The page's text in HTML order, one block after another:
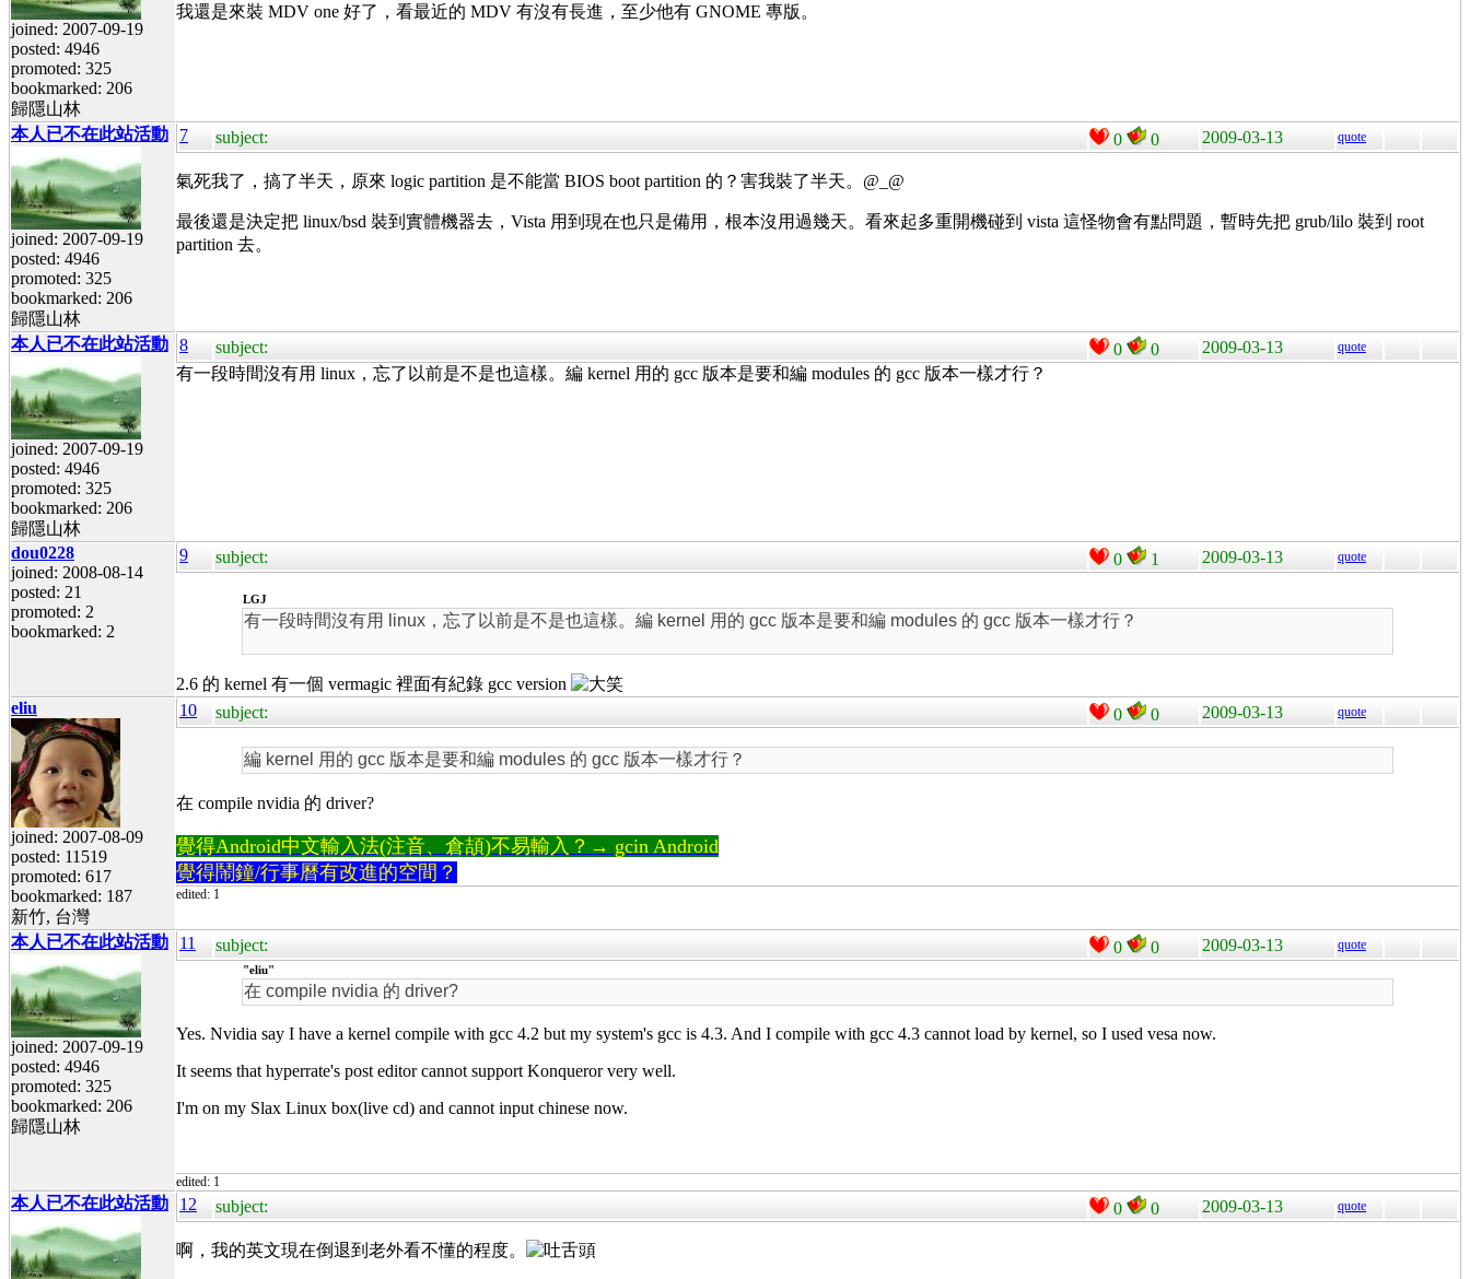
joined: 2007-09-19
posted: 4946
promoted: 325
bookmarked: 206
歸隱山林
我還是來裝 MDV one 好了，看最近的 MDV 有沒有長進，至少他有 GNOME 專版。
本人已不在此站活動
joined: 2007-09-19
posted: 4946
promoted: 325
bookmarked: 206
歸隱山林
7 subject: 0 0 2009-03-13 quote
氣死我了，搞了半天，原來 logic partition 是不能當 BIOS boot partition 的？害我裝了半天。@_@
最後還是決定把 linux/bsd 裝到實體機器去，Vista 用到現在也只是備用，根本沒用過幾天。看來起多重開機碰到 vista 這怪物會有點問題，暫時先把 grub/lilo 裝到 root
partition 去。
本人已不在此站活動
joined: 2007-09-19
posted: 4946
promoted: 325
bookmarked: 206
歸隱山林
8 subject: 0 0 2009-03-13 quote
有一段時間沒有用 linux，忘了以前是不是也這樣。編 kernel 用的 gcc 版本是要和編 modules 的 gcc 版本一樣才行？
dou0228
joined: 2008-08-14
posted: 21
promoted: 2
bookmarked: 2
9 subject: 0 1 2009-03-13 quote
LGJ
有一段時間沒有用 linux，忘了以前是不是也這樣。編 kernel 用的 gcc 版本是要和編 modules 的 gcc 版本一樣才行？
2.6 的 kernel 有一個 vermagic 裡面有紀錄 gcc version
eliu
joined: 2007-08-09
posted: 11519
promoted: 617
bookmarked: 187
新竹, 台灣
10 subject: 0 0 2009-03-13 quote
編 kernel 用的 gcc 版本是要和編 modules 的 gcc 版本一樣才行？
在 compile nvidia 的 driver?
覺得Android中文輸入法(注音、倉頡)不易輸入？→ gcin Android
覺得鬧鐘/行事曆有改進的空間？
edited: 1
本人已不在此站活動
joined: 2007-09-19
posted: 4946
promoted: 325
bookmarked: 206
歸隱山林
11 subject: 0 0 2009-03-13 quote
"eliu"
在 compile nvidia 的 driver?
Yes. Nvidia say I have a kernel compile with gcc 4.2 but my system's gcc is 4.3. And I compile with gcc 4.3 cannot load by kernel, so I used vesa now.
It seems that hyperrate's post editor cannot support Konqueror very well.
I'm on my Slax Linux box(live cd) and cannot input chinese now.
edited: 1
本人已不在此站活動 12 subject: 0 0 2009-03-13 quote
啊，我的英文現在倒退到老外看不懂的程度。